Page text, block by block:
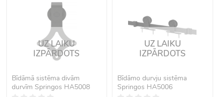
UZ LAIKU
IZPĀRDOTS
Bīdāmā sistēma divām
durvīm Springos HA5008
UZ LAIKU
IZPĀRDOTS
Bīdāmo durvju sistēma
Springos HA5006